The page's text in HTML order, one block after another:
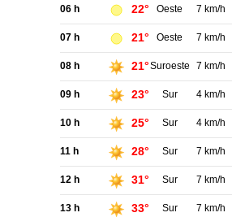
06 h 22° Oeste 7 km/h
07 h 21° Oeste 7 km/h
08 h 21°Suroeste 7 km/h
09 h 23° Sur 4 km/h
10 h 25° Sur 4 km/h
11 h 28° Sur 7 km/h
12 h 31° Sur 7 km/h
13 h 33° Sur 7 km/h